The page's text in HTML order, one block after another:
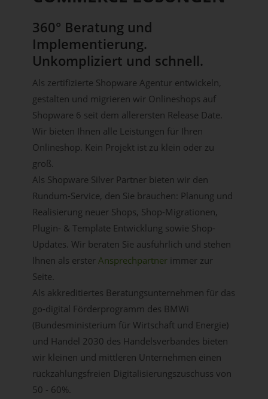
360° Beratung und
Implementierung.
Unkompliziert und schnell.
Als zertifizierte Shopware Agentur entwickeln,
gestalten und migrieren wir Onlineshops auf
Shopware 6 seit dem allerersten Release Date.
Wir bieten Ihnen alle Leistungen für Ihren
Onlineshop. Kein Projekt ist zu klein oder zu
groß.
Als Shopware Silver Partner bieten wir den
Rundum-Service, den Sie brauchen: Planung und
Realisierung neuer Shops, Shop-Migrationen,
Plugin- & Template Entwicklung sowie Shop-
Updates. Wir beraten Sie ausführlich und stehen
Ihnen als erster Ansprechpartner immer zur
Seite.
Als akkreditiertes Beratungsunternehmen für das
go-digital Förderprogramm des BMWi
(Bundesministerium für Wirtschaft und Energie)
und Handel 2030 des Handelsverbandes bieten
wir kleinen und mittleren Unternehmen einen
rückzahlungsfreien Digitalisierungszuschuss von
50 - 60%.